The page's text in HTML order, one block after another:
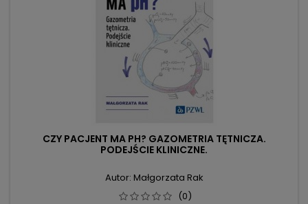
CZY PACJENT MA PH? GAZOMETRIA TĘTNICZA.
PODEJŚCIE KLINICZNE.
Autor: Małgorzata Rak
(0)